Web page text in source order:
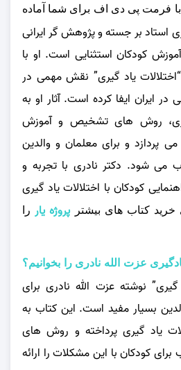
با فرمت پی دی اف برای شما آماده
استاد بر جسته و پژوهش گر ایرانی
کودکان استثنایی است. او با
“اختلالات یاد گیری” نقش مهمی در
ایران ایفا کرده است. آثار او به
روش‌ های تشخیص و آموزش
می‌ پردازد و برای معلمان و والدین
می‌ شود. دکتر نادری با تجربه و
کودکان با اختلالات یاد گیری
خرید کتاب های بیشتر پروژه یار را
عزت الله نادری را بخوانیم؟
گیری”نوشته عزت‌ الله نادری برای
بسیار مفید است. این کتاب به
یاد گیری پرداخته و روش‌ های
کودکان با این مشکلات را ارائه